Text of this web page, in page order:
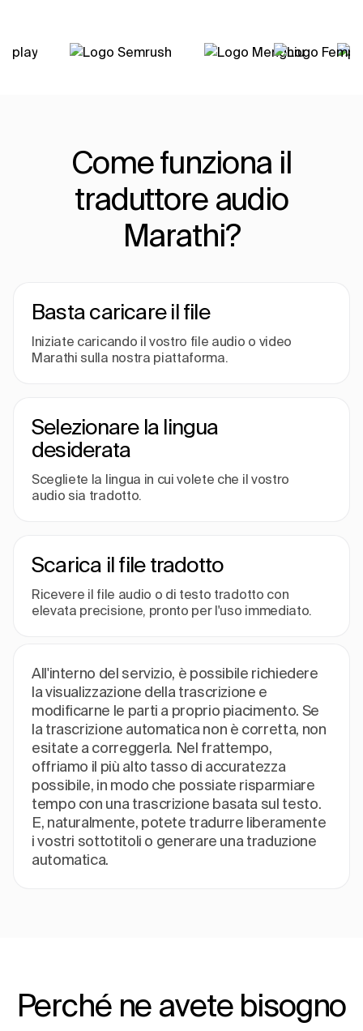
Come funziona il
traduttore audio
Marathi?
Basta caricare il file
Iniziate caricando il vostro file audio o video
Marathi sulla nostra piattaforma.
Selezionare la lingua
desiderata
Scegliete la lingua in cui volete che il vostro
audio sia tradotto.
Scarica il file tradotto
Ricevere il file audio o di testo tradotto con
elevata precisione, pronto per l'uso immediato.
All'interno del servizio, è possibile richiedere
la visualizzazione della trascrizione e
modificarne le parti a proprio piacimento. Se
la trascrizione automatica non è corretta, non
esitate a correggerla. Nel frattempo,
offriamo il più alto tasso di accuratezza
possibile, in modo che possiate risparmiare
tempo con una trascrizione basata sul testo.
E, naturalmente, potete tradurre liberamente
i vostri sottotitoli o generare una traduzione
automatica.
Perché ne avete bisogno